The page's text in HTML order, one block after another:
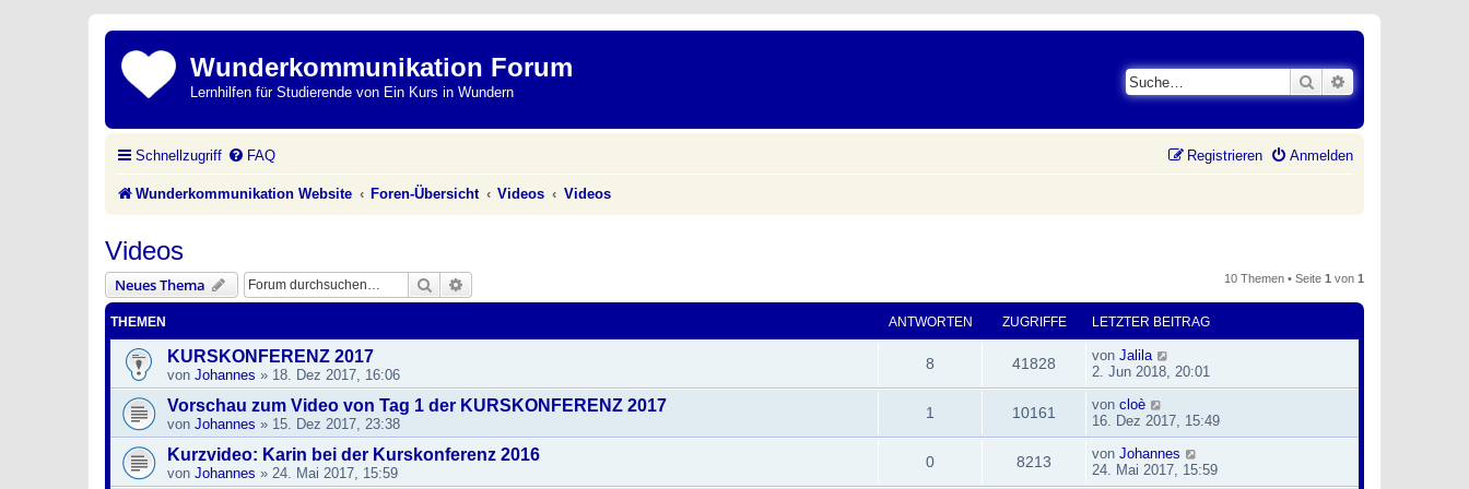
Wunderkommunikation Forum
Lernhilfen für Studierende von Ein Kurs in Wundern
Suche
Schnellzugriff FAQ Anmelden
Registrieren
Wunderkommunikation Website Foren-Übersicht Videos Videos
Videos
Neues Thema Suche 10 Themen • Seite 1 von 1
THEMEN ANTWORTEN ZUGRIFFE LETZTER BEITRAG
KURSKONFERENZ 2017
von Johannes » 18. Dez 2017, 16:06
8 41828 von Jalila
2. Jun 2018, 20:01
Vorschau zum Video von Tag 1 der KURSKONFERENZ 2017
von Johannes » 15. Dez 2017, 23:38
1 10161 von cloè
16. Dez 2017, 15:49
Kurzvideo: Karin bei der Kurskonferenz 2016
von Johannes » 24. Mai 2017, 15:59
0 8213 von Johannes
24. Mai 2017, 15:59